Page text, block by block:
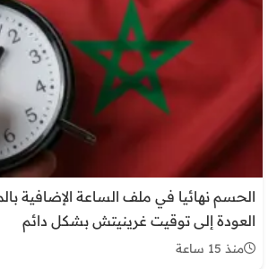
الحسم نهائيا في ملف الساعة الإضافية
العودة إلى توقيت غرينيتش بشكل دائم
منذ 15 ساعة